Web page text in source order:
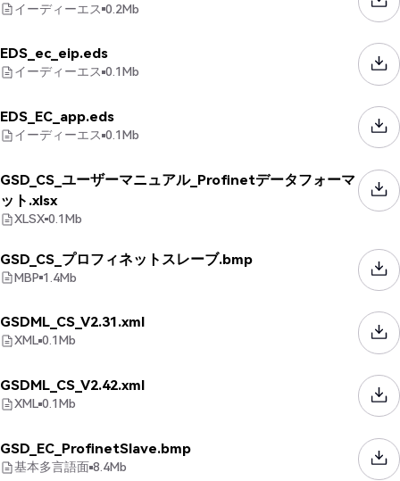
イーディーエス 0.2Mb
EDS_ec_eip.eds
イーディーエス 0.1Mb
EDS_EC_app.eds
イーディーエス 0.1Mb
GSD_CS_ユーザーマニュアル_Profinetデータフォーマ
ット.xlsx
XLSX 0.1Mb
GSD_CS_プロフィネットスレーブ.bmp
MBP 1.4Mb
GSDML_CS_V2.31.xml
XML 0.1Mb
GSDML_CS_V2.42.xml
XML 0.1Mb
GSD_EC_ProfinetSlave.bmp
基本多言語面 8.4Mb